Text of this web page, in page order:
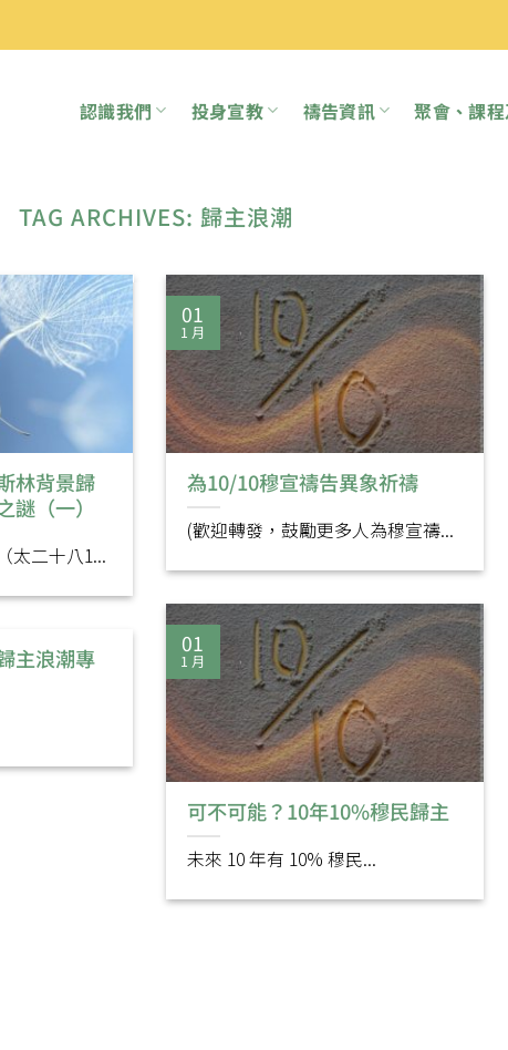
認識我們 投身宣教 禱告資訊 聚會、課
TAG ARCHIVES:歸主浪潮
林背景歸
謎（一）
太二十八1...
為10/10穆宣禱告異象祈禱
(歡迎轉發，鼓勵更多人為穆宣禱...
01
1 月
可不可能？10年10%穆民歸主
未來 10 年有 10% 穆民...
01
1 月
主浪潮專